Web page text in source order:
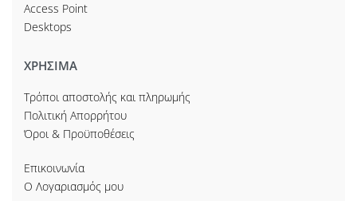
Access Point
Desktops
ΧΡΗΣΙΜΑ
Τρόποι αποστολής και πληρωμής
Πολιτική Απορρήτου
Όροι & Προϋποθέσεις
Επικοινωνία
Ο Λογαριασμός μου